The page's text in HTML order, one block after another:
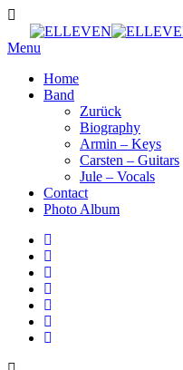
Menu
Home
Band
Zurück
Biography
Armin – Keys
Carsten – Guitars
Jule – Vocals
Contact
Photo Album